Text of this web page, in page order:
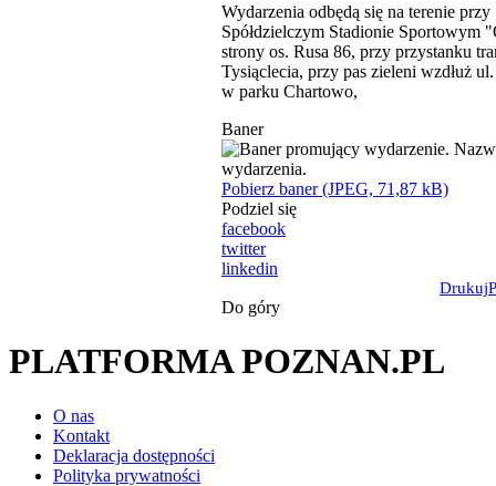
Wydarzenia odbędą się na terenie przy
Spółdzielczym Stadionie Sportowym
strony os. Rusa 86, przy przystanku
Tysiąclecia, przy pas zieleni wzdłuż
w parku Chartowo,
Baner
Pobierz baner (JPEG, 71,87 kB)
Podziel się
facebook
twitter
linkedin
Drukuj
Do góry
PLATFORMA POZNAN.PL
O nas
Kontakt
Deklaracja dostępności
Polityka prywatności